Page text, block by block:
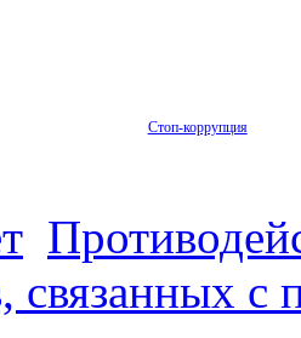
Стоп-коррупция
связанных с